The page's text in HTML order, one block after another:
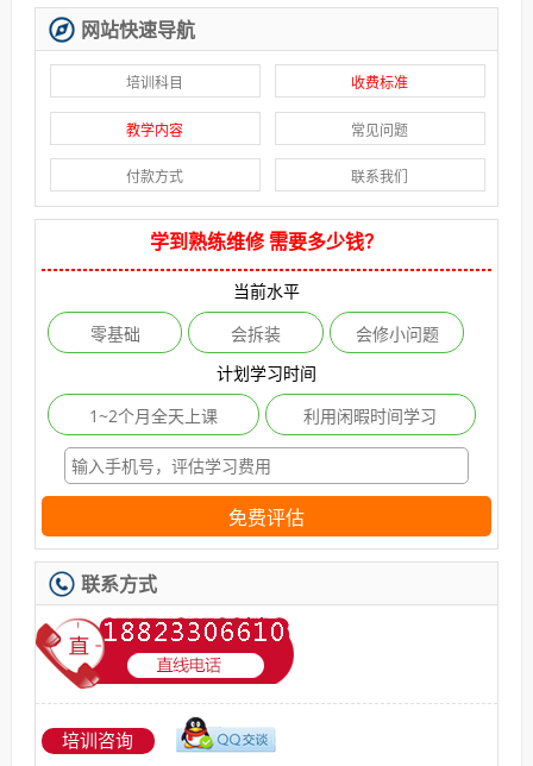
网站快速导航
培训科目 收费标准
教学内容 常见问题
付款方式 联系我们
学到熟练维修 需要多少钱？
当前水平
零基础
会拆装
会修小问题
计划学习时间
1~2个月全天上课
利用闲暇时间学习
免费评估
联系方式
培训咨询